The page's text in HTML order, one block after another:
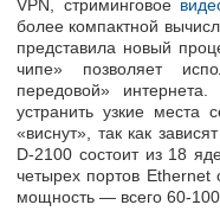
VPN, стриминговое
более компактной
представила новый
чипе» позволяет
передовой»
устранить узкие места
«виснут», так как
D-2100 состоит из 18
четырех портов
мощность — всего 60-100